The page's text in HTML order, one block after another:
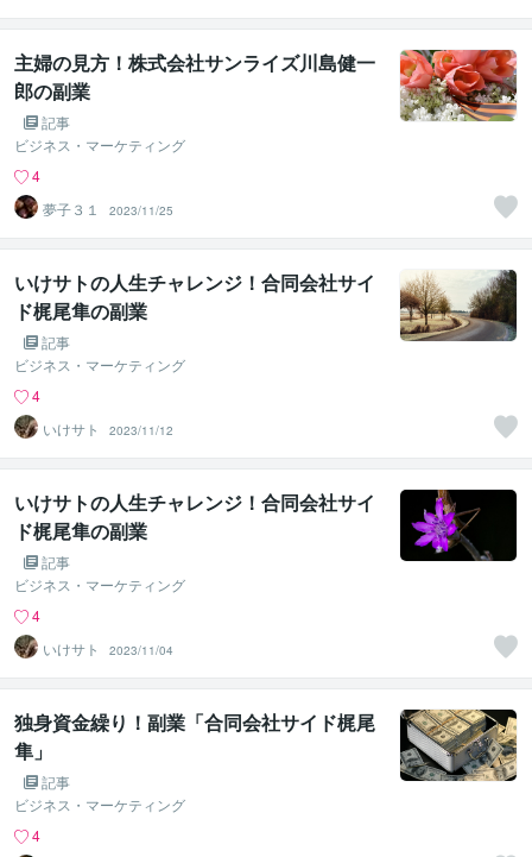
主婦の見方！株式会社サンライズ川島健一
郎の副業
記事
ビジネス・マーケティング
4
夢子３１
2023/11/25
いけサトの人生チャレンジ！合同会社サイ
ド梶尾隼の副業
記事
ビジネス・マーケティング
4
いけサト
2023/11/12
いけサトの人生チャレンジ！合同会社サイ
ド梶尾隼の副業
記事
ビジネス・マーケティング
4
いけサト
2023/11/04
独身資金繰り！副業「合同会社サイド梶尾
隼」
記事
ビジネス・マーケティング
4